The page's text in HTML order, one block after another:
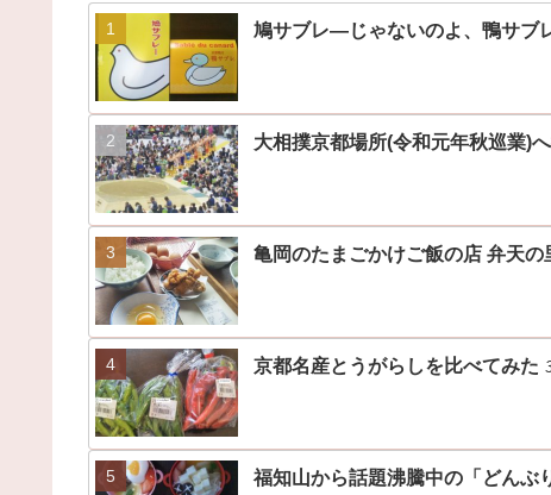
鳩サブレ―じゃないのよ、鴨サブ
大相撲京都場所(令和元年秋巡業)
亀岡のたまごかけご飯の店 弁天の
京都名産とうがらしを比べてみた
福知山から話題沸騰中の「どんぶ